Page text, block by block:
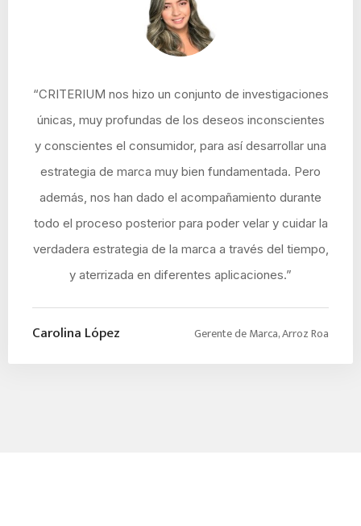
“CRITERIUM nos hizo un conjunto de investigaciones
únicas, muy profundas de los deseos inconscientes
y conscientes el consumidor, para así desarrollar una
estrategia de marca muy bien fundamentada. Pero
además, nos han dado el acompañamiento durante
todo el proceso posterior para poder velar y cuidar la
verdadera estrategia de la marca a través del tiempo,
y aterrizada en diferentes aplicaciones.”
Carolina López Gerente de Marca, Arroz Roa